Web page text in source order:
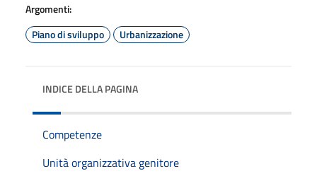
Argomenti:
Piano di sviluppo
Urbanizzazione
INDICE DELLA PAGINA
Competenze
Unità organizzativa genitore